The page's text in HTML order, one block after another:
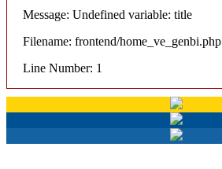
Message: Undefined variable: title
Filename: frontend/home_ve_genbi.php
Line Number: 1